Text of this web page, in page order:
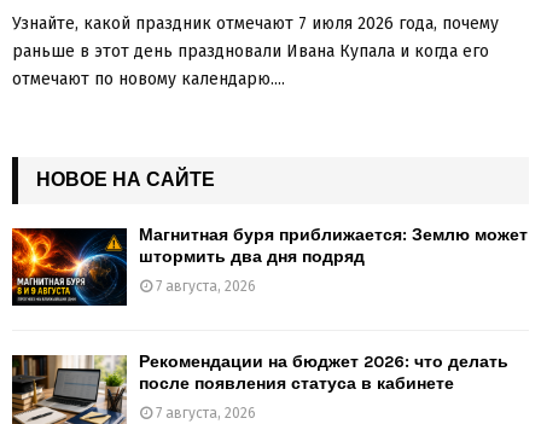
Узнайте, какой праздник отмечают 7 июля 2026 года, почему
раньше в этот день праздновали Ивана Купала и когда его
отмечают по новому календарю....
НОВОЕ НА САЙТЕ
Магнитная буря приближается: Землю может
штормить два дня подряд
7 августа, 2026
Рекомендации на бюджет 2026: что делать
после появления статуса в кабинете
7 августа, 2026